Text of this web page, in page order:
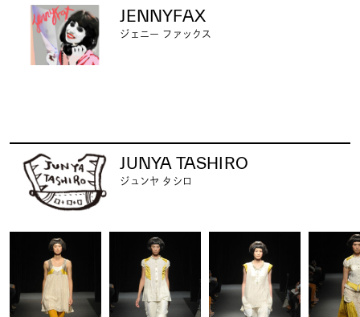
JENNYFAX
ジェニー ファックス
JUNYA TASHIRO
ジュンヤ タシロ